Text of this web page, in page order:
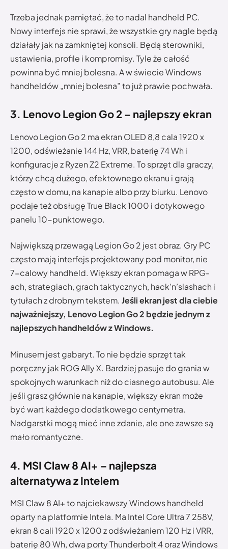
Trzeba jednak pamiętać, że to nadal handheld PC.
Nowy interfejs nie sprawi, że wszystkie gry nagle będą
działały jak na zamkniętej konsoli. Będą sterowniki,
ustawienia, profile i kompromisy. Tyle że całość
powinna być mniej bolesna. A w świecie Windows
handheldów „mniej bolesna” to już prawie pochwała.
3. Lenovo Legion Go 2 – najlepszy ekran
Lenovo Legion Go 2 ma ekran OLED 8,8 cala 1920 x
1200, odświeżanie 144 Hz, VRR, baterię 74 Wh i
konfiguracje z Ryzen Z2 Extreme. To sprzęt dla graczy,
którzy chcą dużego, efektownego ekranu i grają
często w domu, na kanapie albo przy biurku. Lenovo
podaje też obsługę True Black 1000 i dotykowego
panelu 10-punktowego.
Największą przewagą Legion Go 2 jest obraz. Gry PC
często mają interfejs projektowany pod monitor, nie
7-calowy handheld. Większy ekran pomaga w RPG-
ach, strategiach, grach taktycznych, hack’n’slashach i
tytułach z drobnym tekstem. Jeśli ekran jest dla ciebie
najważniejszy, Lenovo Legion Go 2 będzie jednym z
najlepszych handheldów z Windows.
Minusem jest gabaryt. To nie będzie sprzęt tak
poręczny jak ROG Ally X. Bardziej pasuje do grania w
spokojnych warunkach niż do ciasnego autobusu. Ale
jeśli grasz głównie na kanapie, większy ekran może
być wart każdego dodatkowego centymetra.
Nadgarstki mogą mieć inne zdanie, ale one zawsze są
mało romantyczne.
4. MSI Claw 8 AI+ – najlepsza
alternatywa z Intelem
MSI Claw 8 AI+ to najciekawszy Windows handheld
oparty na platformie Intela. Ma Intel Core Ultra 7 258V,
ekran 8 cali 1920 x 1200 z odświeżaniem 120 Hz i VRR,
baterię 80 Wh, dwa porty Thunderbolt 4 oraz Windows